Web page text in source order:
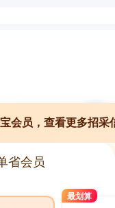
会员，查看更多招采
省会员
最划算